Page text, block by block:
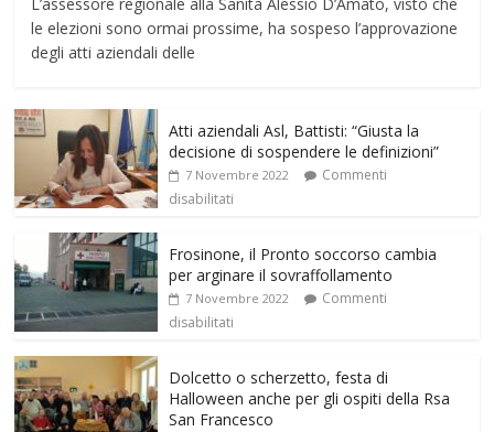
le elezioni sono ormai prossime, ha sospeso l’approvazione
degli atti aziendali delle
Atti aziendali Asl, Battisti: “Giusta la
decisione di sospendere le definizioni”
7 Novembre 2022
Commenti
disabilitati
Frosinone, il Pronto soccorso cambia
per arginare il sovraffollamento
7 Novembre 2022
Commenti
disabilitati
Dolcetto o scherzetto, festa di
Halloween anche per gli ospiti della Rsa
San Francesco